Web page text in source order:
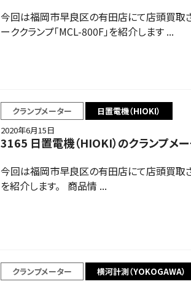
今回は福岡市早良区の有田店にて店頭買取
ーククランプ「MCL-800F」を紹介します ...
クランプメーター
日置電機（HIOKI）
2020年6月15日
3165 日置電機（HIOKI）のクランプメ
今回は福岡市早良区の有田店にて店頭買取さ
を紹介します。 商品情 ...
クランプメーター
横河計測（YOKOGAWA）